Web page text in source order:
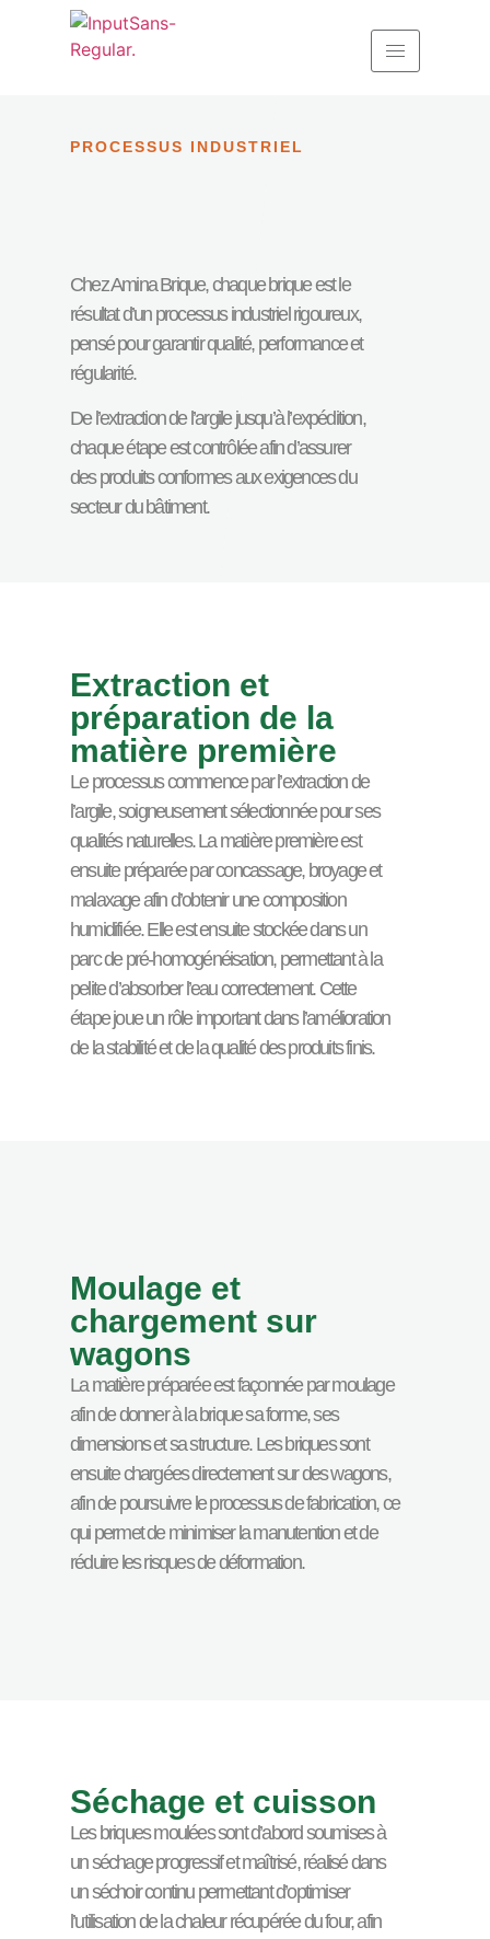
PROCESSUS INDUSTRIEL
Chez Amina Brique, chaque brique est le
résultat d’un processus industriel rigoureux,
pensé pour garantir qualité, performance et
régularité.
De l’extraction de l’argile jusqu’à l’expédition,
chaque étape est contrôlée afin d’assurer
des produits conformes aux exigences du
secteur du bâtiment.
Extraction et
préparation de la
matière première
Le processus commence par l’extraction de
l’argile, soigneusement sélectionnée pour ses
qualités naturelles. La matière première est
ensuite préparée par concassage, broyage et
malaxage afin d’obtenir une composition
humidifiée. Elle est ensuite stockée dans un
parc de pré-homogénéisation, permettant à la
pelite d’absorber l’eau correctement. Cette
étape joue un rôle important dans l’amélioration
de la stabilité et de la qualité des produits finis.
Moulage et
chargement sur
wagons
La matière préparée est façonnée par moulage
afin de donner à la brique sa forme, ses
dimensions et sa structure. Les briques sont
ensuite chargées directement sur des wagons,
afin de poursuivre le processus de fabrication, ce
qui permet de minimiser la manutention et de
réduire les risques de déformation.
Séchage et cuisson
Les briques moulées sont d’abord soumises à
un séchage progressif et maîtrisé, réalisé dans
un séchoir continu permettant d’optimiser
l’utilisation de la chaleur récupérée du four, afin